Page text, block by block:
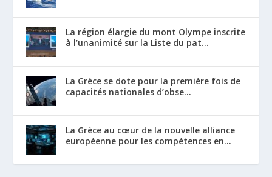
La région élargie du mont Olympe inscrite
à l’unanimité sur la Liste du pat...
La Grèce se dote pour la première fois de
capacités nationales d’obse...
La Grèce au cœur de la nouvelle alliance
européenne pour les compétences en...